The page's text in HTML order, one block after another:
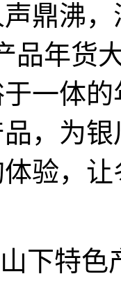
鼎沸
品年货
一体
，为
验，
山下特